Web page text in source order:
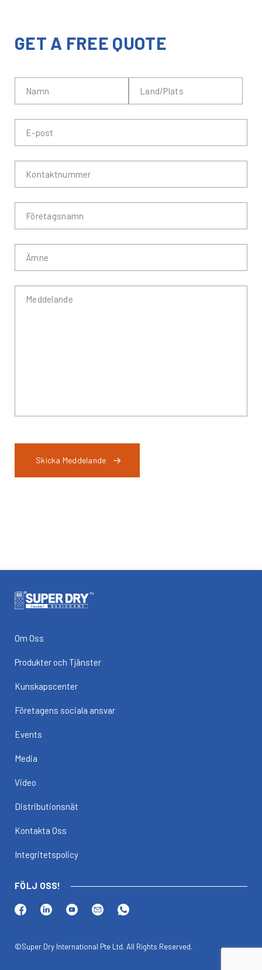
GET A FREE QUOTE
Skicka Meddelande
Om Oss
Produkter och Tjänster
Kunskapscenter
Företagens sociala ansvar
Events
Media
Video
Distributionsnät
Kontakta Oss
Integritetspolicy
FÖLJ OSS!
©Super Dry International Pte Ltd. All Rights Reserved.